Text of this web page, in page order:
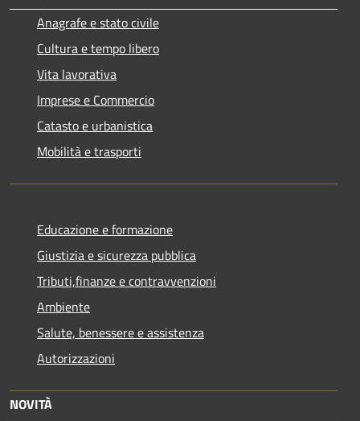
Anagrafe e stato civile
Cultura e tempo libero
Vita lavorativa
Imprese e Commercio
Catasto e urbanistica
Mobilità e trasporti
Educazione e formazione
Giustizia e sicurezza pubblica
Tributi,finanze e contravvenzioni
Ambiente
Salute, benessere e assistenza
Autorizzazioni
NOVITÀ